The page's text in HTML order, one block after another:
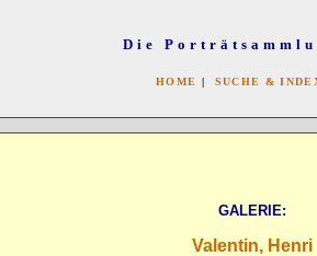
Die
HOME | SUCHE &
GALERIE:
Valentin, Henri